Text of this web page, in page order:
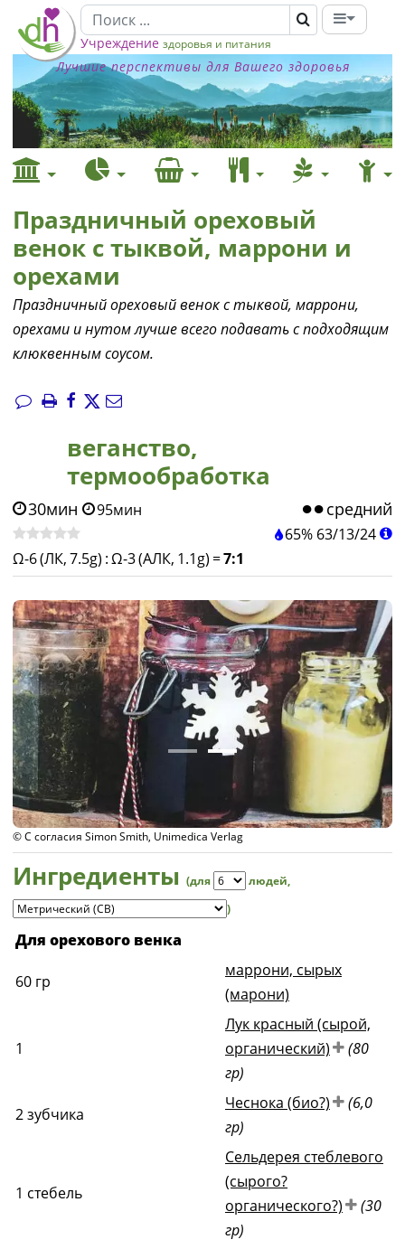
Учреждение здоровья и питания
Лучшие перспективы для Вашего здоровья
Праздничный ореховый
венок с тыквой, маррони и
орехами
Праздничный ореховый венок с тыквой, маррони,
орехами и нутом лучше всего подавать с подходящим
клюквенным соусом.
веганство,
термообработка
30мин 95мин средний
65% 63/13/24
Ω-6 (ЛК, 7.5g) :Ω-3 (АЛК, 1.1g) =7:1
© С согласия Simon Smith, Unimedica Verlag
Ингредиенты (для людей,
)
Для орехового венка
60 гр
маррони, сырых
(марони)
1
Лук красный (сырой,
органический)
(80
гр)
2зубчика
Чеснока (био?)
(6,0
гр)
1 стебель
Сельдерея стеблевого
(сырого?
органического?)
(30
гр)